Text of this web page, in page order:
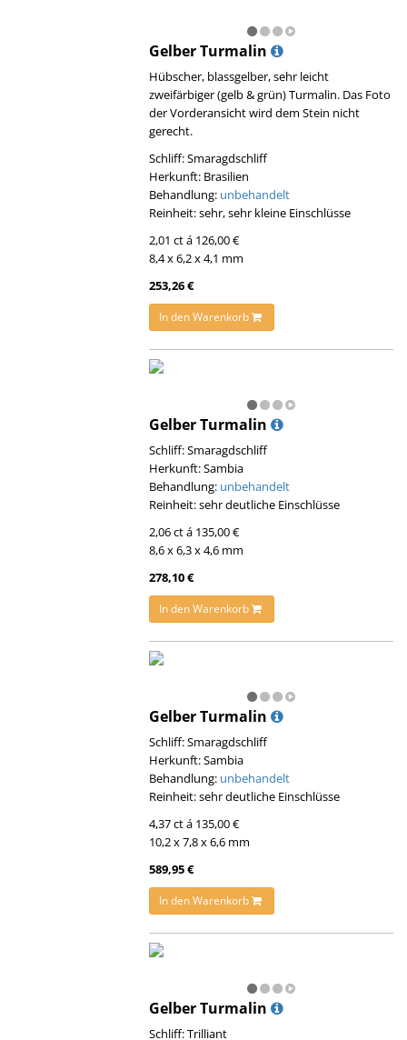
Gelber Turmalin
Hübscher, blassgelber, sehr leicht
zweifärbiger (gelb & grün) Turmalin. Das Foto
der Vorderansicht wird dem Stein nicht
gerecht.
Schliff: Smaragdschliff
Herkunft: Brasilien
Behandlung: unbehandelt
Reinheit: sehr, sehr kleine Einschlüsse
2,01 ct á 126,00 €
8,4 x 6,2 x 4,1 mm
253,26 €
In den Warenkorb
Gelber Turmalin
Schliff: Smaragdschliff
Herkunft: Sambia
Behandlung: unbehandelt
Reinheit: sehr deutliche Einschlüsse
2,06 ct á 135,00 €
8,6 x 6,3 x 4,6 mm
278,10 €
In den Warenkorb
Gelber Turmalin
Schliff: Smaragdschliff
Herkunft: Sambia
Behandlung: unbehandelt
Reinheit: sehr deutliche Einschlüsse
4,37 ct á 135,00 €
10,2 x 7,8 x 6,6 mm
589,95 €
In den Warenkorb
Gelber Turmalin
Schliff: Trilliant